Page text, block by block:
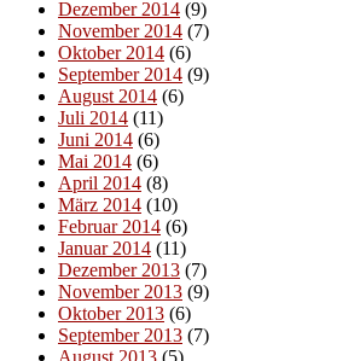
Dezember 2014 (9)
November 2014 (7)
Oktober 2014 (6)
September 2014 (9)
August 2014 (6)
Juli 2014 (11)
Juni 2014 (6)
Mai 2014 (6)
April 2014 (8)
März 2014 (10)
Februar 2014 (6)
Januar 2014 (11)
Dezember 2013 (7)
November 2013 (9)
Oktober 2013 (6)
September 2013 (7)